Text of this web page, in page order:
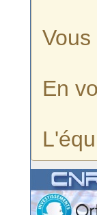
En